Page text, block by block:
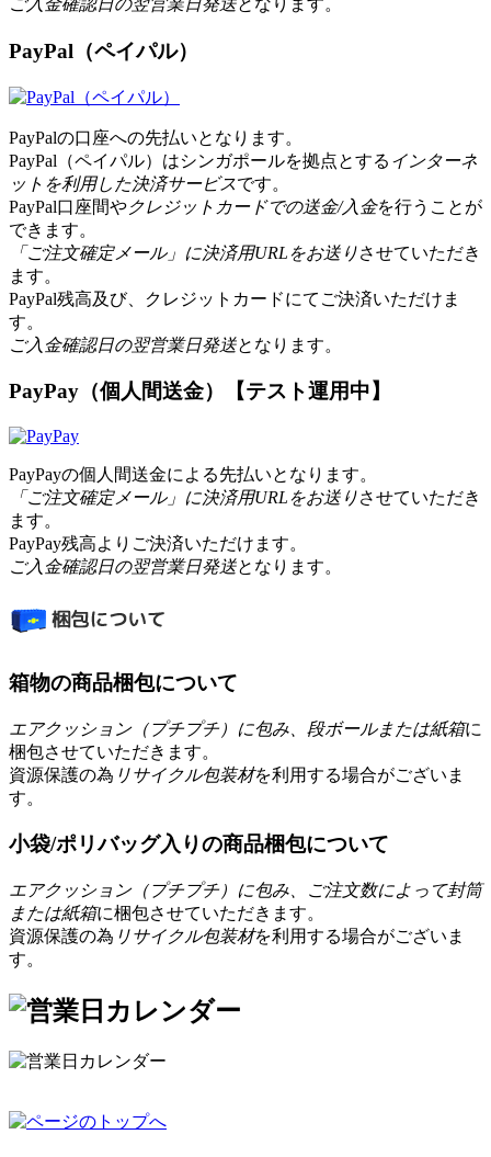
ご入金確認日の翌営業日発送となります。
PayPal（ペイパル）
PayPalの口座への先払いとなります。
PayPal（ペイパル）はシンガポールを拠点とする インターネ
ットを利用した決済サービスです。
PayPal口座間やクレジットカードでの送金/入金を行うことが
できます。
「ご注文確定メール」に決済用URLをお送りさせていただき
ます。
PayPal残高及び、クレジットカードにてご決済いただけま
す。
ご入金確認日の翌営業日発送となります。
PayPay（個人間送金）【テスト運用中】
PayPayの個人間送金による先払いとなります。
「ご注文確定メール」に決済用URLをお送りさせていただき
ます。
PayPay残高よりご決済いただけます。
ご入金確認日の翌営業日発送となります。
箱物の商品梱包について
エアクッション（プチプチ）に包み、段ボールまたは紙箱に
梱包させていただきます。
資源保護の為 リサイクル包装材を利用する場合がございま
す。
小袋/ポリバッグ入りの商品梱包について
エアクッション（プチプチ）に包み、ご注文数によって封筒
または紙箱に梱包させていただきます。
資源保護の為 リサイクル包装材を利用する場合がございま
す。